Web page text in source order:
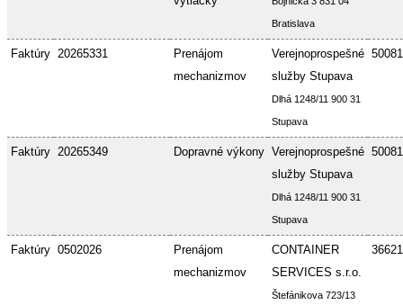
Bratislava
Faktúry 20265331
Prenájom
mechanizmov
Verejnoprospešné
služby Stupava
Dlhá 1248/11 900 31
Stupava
Faktúry 20265349 Dopravné výkony Verejnoprospešné
služby Stupava
Dlhá 1248/11 900 31
Stupava
Faktúry 0502026
Prenájom
mechanizmov
CONTAINER
SERVICES s.r.o.
Štefánikova 723/13